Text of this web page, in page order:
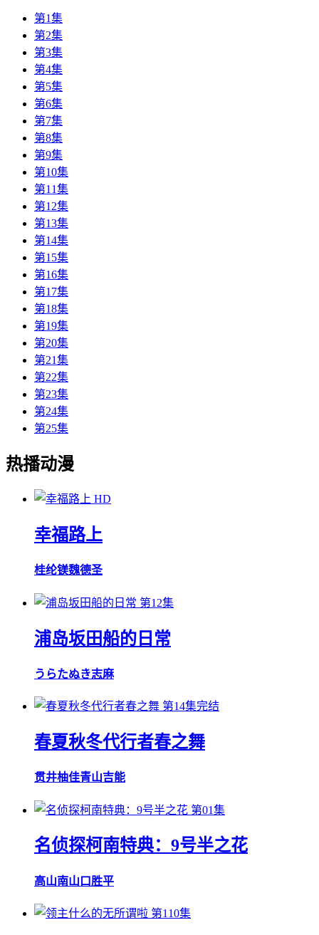
第1集
第2集
第3集
第4集
第5集
第6集
第7集
第8集
第9集
第10集
第11集
第12集
第13集
第14集
第15集
第16集
第17集
第18集
第19集
第20集
第21集
第22集
第23集
第24集
第25集
热播动漫
HD
幸福路上
桂纶镁魏德圣
第12集
浦岛坂田船的日常
うらたぬき志麻
第14集完结
春夏秋冬代行者春之舞
贯井柚佳青山吉能
第01集
名侦探柯南特典：9号半之花
高山南山口胜平
第110集